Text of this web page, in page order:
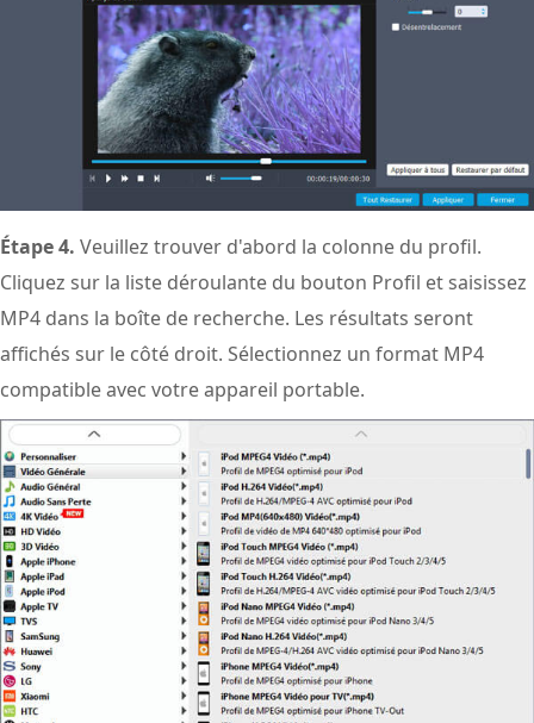
Étape 4. Veuillez trouver d'abord la colonne du profil.
Cliquez sur la liste déroulante du bouton Profil et saisissez
MP4 dans la boîte de recherche. Les résultats seront
affichés sur le côté droit. Sélectionnez un format MP4
compatible avec votre appareil portable.